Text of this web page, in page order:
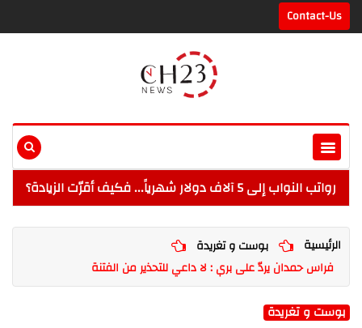
Contact-Us
رواتب النواب إلى 5 آلاف دولار شهرياً... فكيف أقرّت الزيادة؟
الرئيسية
بوست و تغريدة
فراس حمدان يردّ على بري : لا داعي للتحذير من الفتنة
بوست و تغريدة